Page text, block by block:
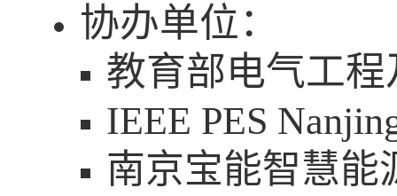
协办单位：
教育部电气工
IEEE PES
南京宝能智慧能